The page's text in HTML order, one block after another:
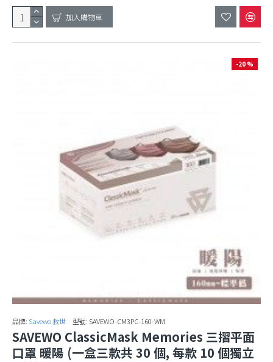
加入購物車
-20 %
品牌: Savewo 救世 型號: SAVEWO-CM3PC-160-WM
SAVEWO ClassicMask Memories 三摺平面
口罩 暖陽 (一盒三款共 30 個, 每款 10 個獨立